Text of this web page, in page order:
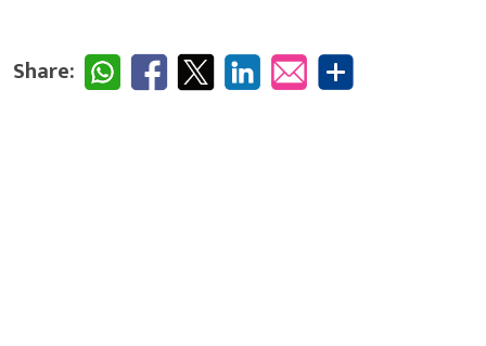
Share: